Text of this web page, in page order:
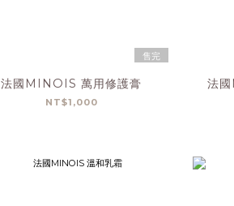
售完
法國MINOIS 萬用修護膏
NT$1,000
法